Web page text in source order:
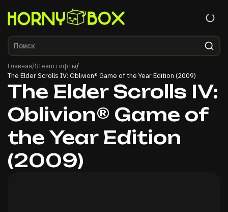
Главная/Steam гифты/
The Elder Scrolls IV: Oblivion® Game of the Year Edition (2009)
The Elder Scrolls IV:
Oblivion® Game of
the Year Edition
(2009)